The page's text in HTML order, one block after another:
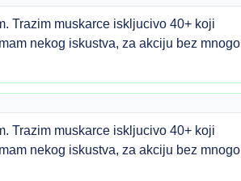
Trazim muskarce iskljucivo 40+ koji
nekog iskustva, za akciju bez mnogo
Trazim muskarce iskljucivo 40+ koji
nekog iskustva, za akciju bez mnogo